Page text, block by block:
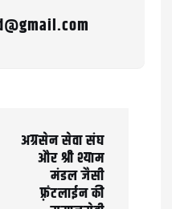
अग्रसेन सेवा संघ
और श्री श्याम
मंडल जैसी
फ़्रंटलाईन की